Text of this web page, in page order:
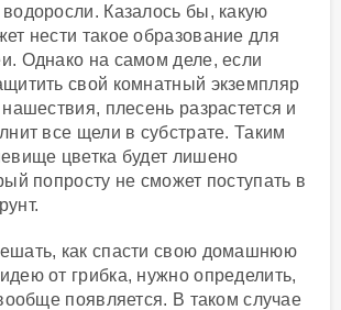
Казалось бы, какую
нести такое образование для
Однако на самом деле, если
свой комнатный экземпляр
нашествия, плесень разрастется и
все щели в субстрате. Таким
цветка будет лишено
попросту не сможет поступать в
как спасти свою домашнюю
от грибка, нужно определить,
появляется. В таком случае